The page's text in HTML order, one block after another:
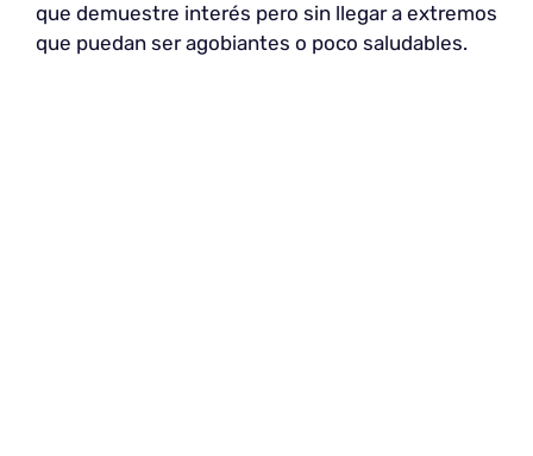
que demuestre interés pero sin llegar a extremos
que puedan ser agobiantes o poco saludables.